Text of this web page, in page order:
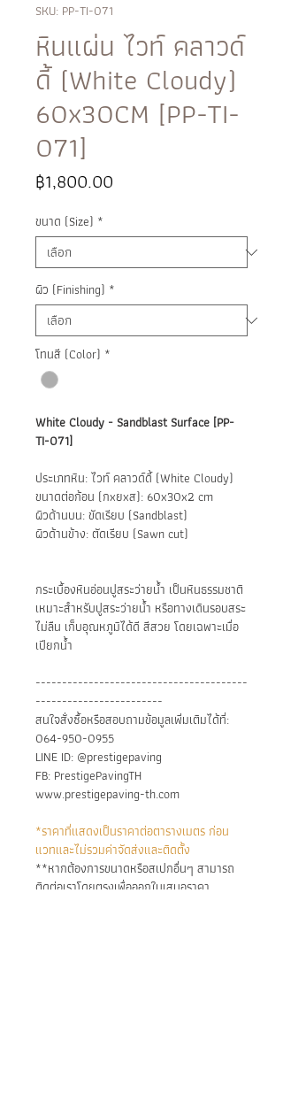
SKU: PP-TI-071
หินแผ่น ไวท์ คลาวด์
ดี้ (White Cloudy)
60x30CM [PP-TI-
071]
฿1,800.00
ขนาด (Size) *
ผิว (Finishing) *
โทนสี (Color) *
White Cloudy - Sandblast Surface [PP-
TI-071]
ประเภทหิน: ไวท์ คลาวด์ดี้ (White Cloudy)
ขนาดต่อก้อน (กxยxส): 60x30x2 cm
ผิวด้านบน: ขัดเรียบ (Sandblast)
ผิวด้านข้าง: ตัดเรียบ (Sawn cut)
กระเบื้องหินอ่อนปูสระว่ายน้ำ เป็นหินธรรมชาติ
เหมาะสำหรับปูสระว่ายน้ำ หรือทางเดินรอบสระ
ไม่ลืน เก็บอุณหภูมิได้ดี สีสวย โดยเฉพาะเมื่อ
เปียกน้ำ
----------------------------------------
------------------------
สนใจสั่งซื้อหรือสอบถามข้อมูลเพิ่มเติมได้ที่:
064-950-0955
LINE ID: @prestigepaving
FB: PrestigePavingTH
www.prestigepaving-th.com
*ราคาที่แสดงเป็นราคาต่อตารางเมตร ก่อน
แวทและไม่รวมค่าจัดส่งและติดตั้ง
**หากต้องการขนาดหรือสเปกอื่นๆ สามารถ
ติดต่อเราโดยตรงเพื่อออกใบเสนอราคา